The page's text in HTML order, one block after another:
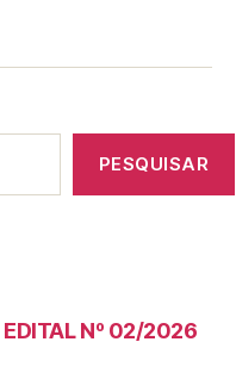
PESQUISAR
EDITAL Nº 02/2026